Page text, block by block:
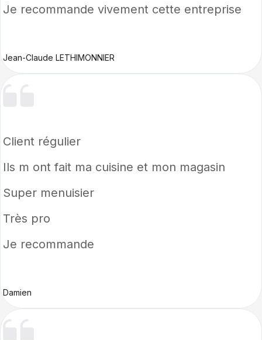
Je recommande vivement cette entreprise
Jean-Claude LETHIMONNIER
Client régulier
Ils m ont fait ma cuisine et mon magasin
Super menuisier
Très pro
Je recommande
Damien